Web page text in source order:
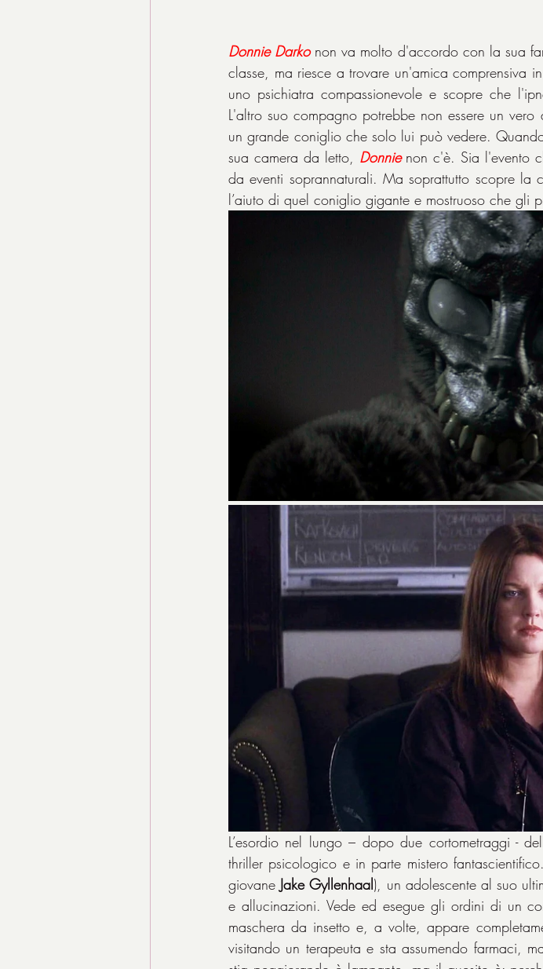
Donnie Darko non va molto d'accordo con la sua
classe, ma riesce a trovare un'amica comprensiva in
uno psichiatra compassionevole e scopre che
L'altro suo compagno potrebbe non essere un vero
un grande coniglio che solo lui può vedere.
sua camera da letto, Donnie non c'è. Sia l'evento
da eventi soprannaturali. Ma soprattutto scopre
l’aiuto di quel coniglio gigante e mostruoso che gli
L’esordio nel lungo – dopo due cortometraggi -
thriller psicologico e in parte mistero
giovane Jake Gyllenhaal), un adolescente al suo
e allucinazioni. Vede ed esegue gli ordini di un
maschera da insetto e, a volte, appare
visitando un terapeuta e sta assumendo farmaci,